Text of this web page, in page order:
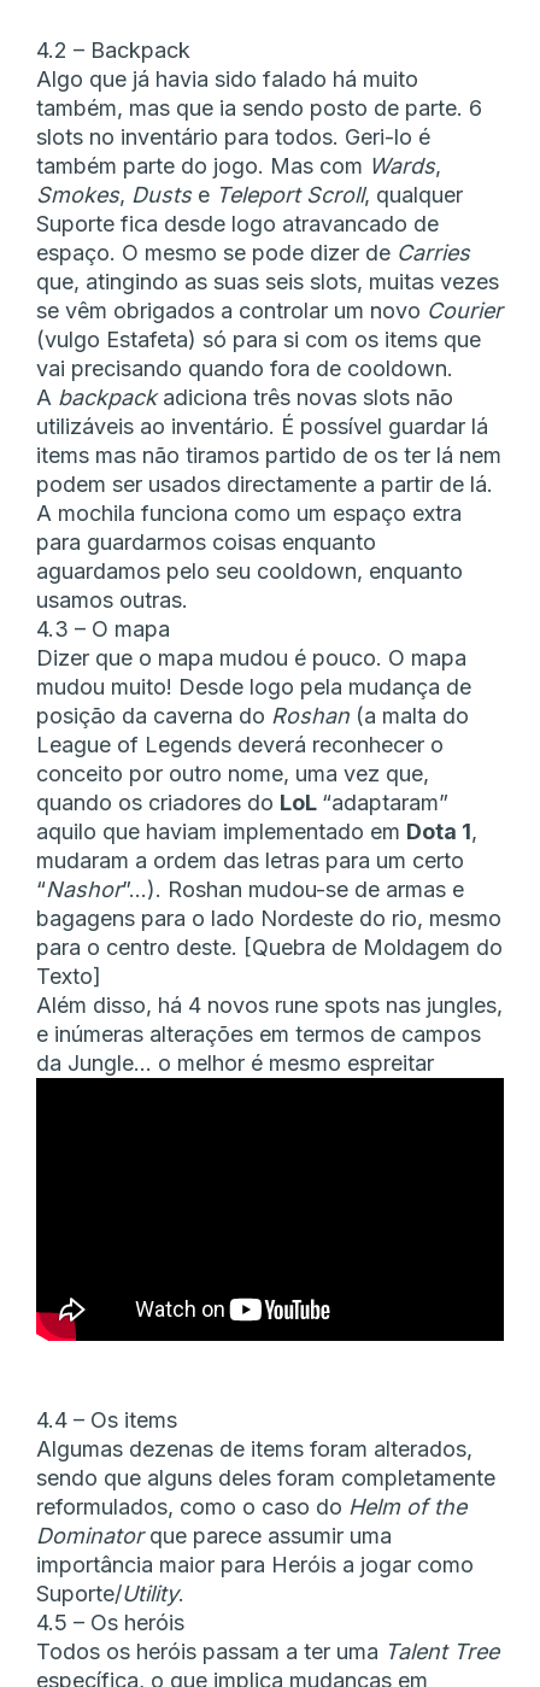
4.2 – Backpack
Algo que já havia sido falado há muito
também, mas que ia sendo posto de parte. 6
slots no inventário para todos. Geri-lo é
também parte do jogo. Mas com Wards,
Smokes, Dusts e Teleport Scroll, qualquer
Suporte fica desde logo atravancado de
espaço. O mesmo se pode dizer de Carries
que, atingindo as suas seis slots, muitas vezes
se vêm obrigados a controlar um novo Courier
(vulgo Estafeta) só para si com os items que
vai precisando quando fora de cooldown.
A backpackadiciona três novas slots não
utilizáveis ao inventário. É possível guardar lá
items mas não tiramos partido de os ter lá nem
podem ser usados directamente a partir de lá.
A mochila funciona como um espaço extra
para guardarmos coisas enquanto
aguardamos pelo seu cooldown, enquanto
usamos outras.
4.3 – O mapa
Dizer que o mapa mudou é pouco. O mapa
mudou muito! Desde logo pela mudança de
posição da caverna do Roshan (a malta do
League of Legends deverá reconhecer o
conceito por outro nome, uma vez que,
quando os criadores do LoL “adaptaram”
aquilo que haviam implementado em Dota 1,
mudaram a ordem das letras para um certo
“Nashor”…). Roshan mudou-se de armas e
bagagens para o lado Nordeste do rio, mesmo
para o centro deste. [Quebra de Moldagem do
Texto]
Além disso, há 4 novos rune spots nas jungles,
e inúmeras alterações em termos de campos
da Jungle… o melhor é mesmo espreitar
4.4 – Os items
Algumas dezenas de items foram alterados,
sendo que alguns deles foram completamente
reformulados, como o caso do Helm of the
Dominatorque parece assumir uma
importância maior para Heróis a jogar como
Suporte/Utility.
4.5 – Os heróis
Todos os heróis passam a ter uma Talent Tree
específica, o que implica mudanças em